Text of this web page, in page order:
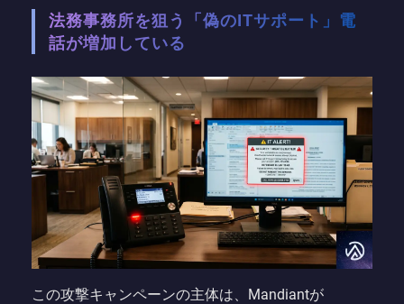
法務事務所を狙う「偽のITサポート」電
話が増加している
この攻撃キャンペーンの主体は、Mandiantが